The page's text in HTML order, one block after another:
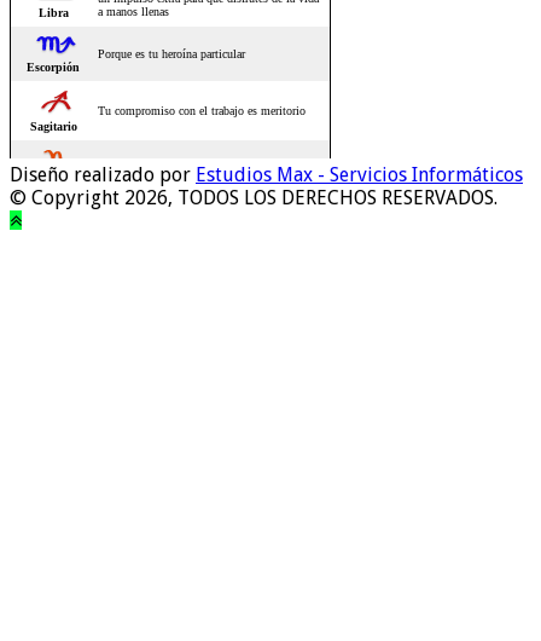
Diseño realizado por Estudios Max - Servicios Informáticos
© Copyright 2026, TODOS LOS DERECHOS RESERVADOS.